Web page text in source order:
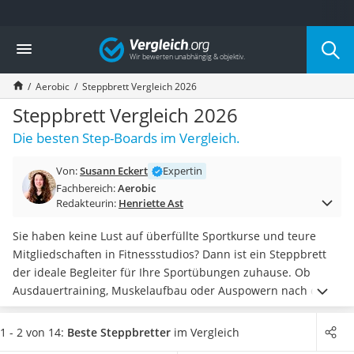
Die beliebtesten Vergleiche nach Kategorie
Freizeit & Sport
Gartentrampolin
Trampolin
Metalldetektor
Eufab-Fahrradträger
Trampolin 366 cm
Aluminium-Koffer
Futterboot
E-Bike-Dreirad
Trekkingschuhe Herren
Reisetasche mit Rollen
Klimmzugstation
Koffer
Nachtsichtgerät
Vergleich
Aerobic Steppbrett Vergleich 2026
Steppbrett Vergleich 2026
Die besten Step-Boards im Vergleich.
Von:Susann Eckert
Expertin
Fachbereich:Aerobic
Redakteurin: Henriette Ast
Sie haben keine Lust auf überfüllte Sportkurse und teure
Mitgliedschaften in Fitnessstudios? Dann ist ein Steppbrett
der ideale Begleiter für Ihre Sportübungen zuhause. Ob
Ausdauertraining, Muskelaufbau oder Auspowern nach der
Arbeit: In unserem Steppbrett-Vergleich finden Siedas beste
Step-Board für den heimischen Fitness-Test
Wählen Sie eine
1 - 2 von 14: Beste Steppbretter im Vergleich